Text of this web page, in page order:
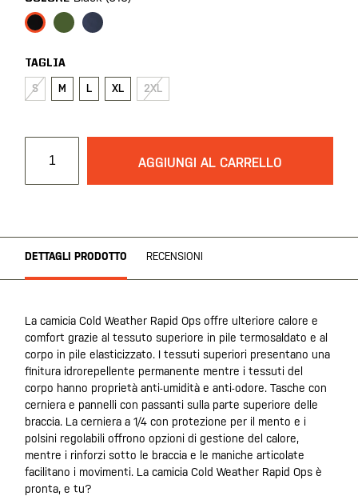
TAGLIA
S M L XL 2XL
AGGIUNGI AL CARRELLO
DETTAGLI PRODOTTO RECENSIONI
La camicia Cold Weather Rapid Ops offre ulteriore calore e
comfort grazie al tessuto superiore in pile termosaldato e al
corpo in pile elasticizzato. I tessuti superiori presentano una
finitura idrorepellente permanente mentre i tessuti del
corpo hanno proprietà anti-umidità e anti-odore. Tasche con
cerniera e pannelli con passanti sulla parte superiore delle
braccia. La cerniera a 1/4 con protezione per il mento e i
polsini regolabili offrono opzioni di gestione del calore,
mentre i rinforzi sotto le braccia e le maniche articolate
facilitano i movimenti. La camicia Cold Weather Rapid Ops è
pronta, e tu?